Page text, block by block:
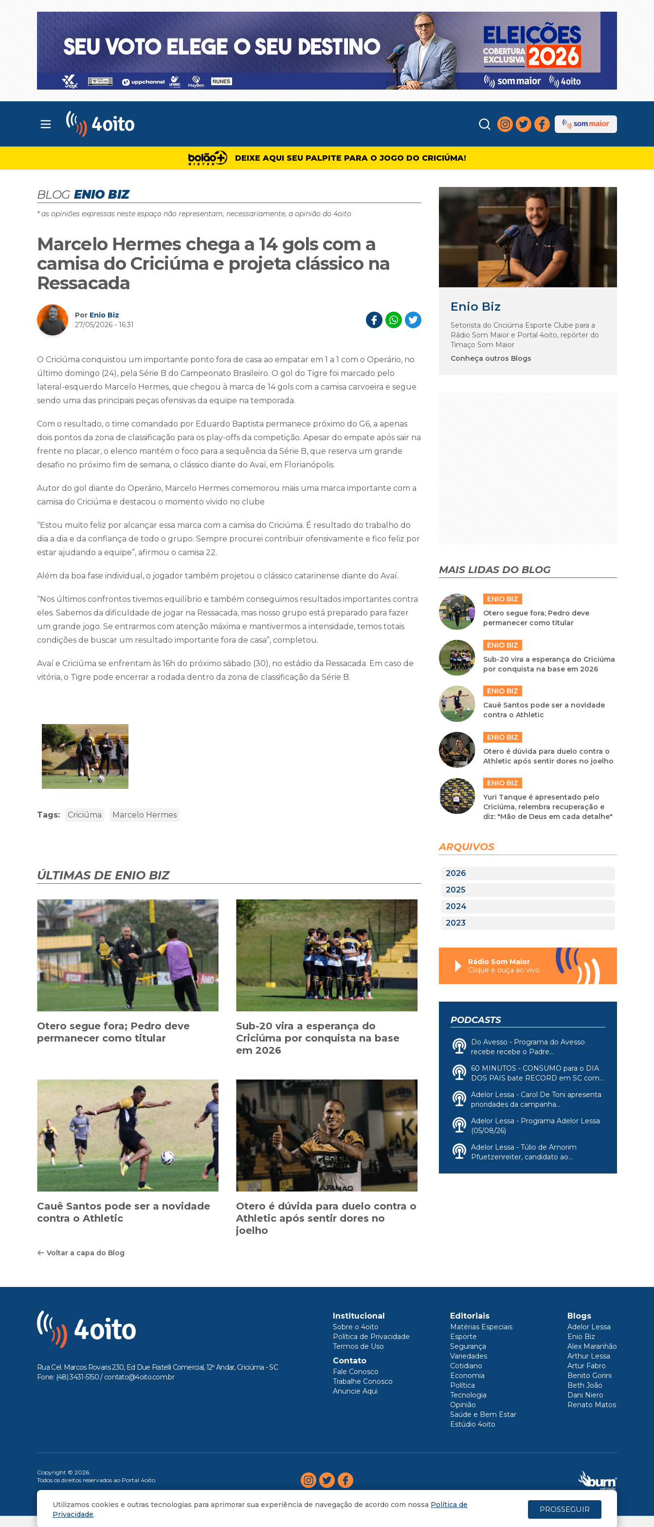
Abrir menu principal
DEIXE AQUI SEU PALPITE PARA O JOGO DO CRICIÚMA!
BLOG ENIO BIZ
* as opiniões expressas neste espaço não representam, necessariamente, a opinião do 4oito
Marcelo Hermes chega a 14 gols com a
camisa do Criciúma e projeta clássico na
Ressacada
Por Enio Biz
27/05/2026 - 16:31
O Criciúma conquistou um importante ponto fora de casa ao empatar em 1 a 1 com o Operário, no
último domingo (24), pela Série B do Campeonato Brasileiro. O gol do Tigre foi marcado pelo
lateral-esquerdo Marcelo Hermes, que chegou à marca de 14 gols com a camisa carvoeira e segue
sendo uma das principais peças ofensivas da equipe na temporada.
Com o resultado, o time comandado por Eduardo Baptista permanece próximo do G6, a apenas
dois pontos da zona de classificação para os play-offs da competição. Apesar do empate após sair na
frente no placar, o elenco mantém o foco para a sequência da Série B, que reserva um grande
desafio no próximo fim de semana, o clássico diante do Avaí, em Florianópolis.
Autor do gol diante do Operário, Marcelo Hermes comemorou mais uma marca importante com a
camisa do Criciúma e destacou o momento vivido no clube
“Estou muito feliz por alcançar essa marca com a camisa do Criciúma. É resultado do trabalho do
dia a dia e da confiança de todo o grupo. Sempre procurei contribuir ofensivamente e fico feliz por
estar ajudando a equipe”, afirmou o camisa 22.
Além da boa fase individual, o jogador também projetou o clássico catarinense diante do Avaí.
“Nos últimos confrontos tivemos equilíbrio e também conseguimos resultados importantes contra
eles. Sabemos da dificuldade de jogar na Ressacada, mas nosso grupo está preparado para fazer
um grande jogo. Se entrarmos com atenção máxima e mantivermos a intensidade, temos totais
condições de buscar um resultado importante fora de casa”, completou.
Avaí e Criciúma se enfrentam às 16h do próximo sábado (30), no estádio da Ressacada. Em caso de
vitória, o Tigre pode encerrar a rodada dentro da zona de classificação da Série B.
Tags: Criciúma Marcelo Hermes
ÚLTIMAS DE ENIO BIZ
Otero segue fora; Pedro deve
permanecer como titular
Sub-20 vira a esperança do
Criciúma por conquista na base
em 2026
Cauê Santos pode ser a novidade
contra o Athletic
Otero é dúvida para duelo contra o
Athletic após sentir dores no
joelho
Voltar a capa do Blog
Enio Biz
Setorista do Criciúma Esporte Clube para a
Rádio Som Maior e Portal 4oito, repórter do
Timaço Som Maior
Conheça outros Blogs
MAIS LIDAS DO BLOG
ENIO BIZ
Otero segue fora; Pedro deve
permanecer como titular
ENIO BIZ
Sub-20 vira a esperança do Criciúma
por conquista na base em 2026
ENIO BIZ
Cauê Santos pode ser a novidade
contra o Athletic
ENIO BIZ
Otero é dúvida para duelo contra o
Athletic após sentir dores no joelho
ENIO BIZ
Yuri Tanque é apresentado pelo
Criciúma, relembra recuperação e
diz: "Mão de Deus em cada detalhe"
ARQUIVOS
2026
2025
2024
2023
Rádio Som Maior
Clique e ouça ao vivo
PODCASTS
Do Avesso - Programa do Avesso
recebe recebe o Padre...
60 MINUTOS - CONSUMO para o DIA
DOS PAIS bate RECORD em SC com...
Adelor Lessa - Carol De Toni apresenta
prioridades da campanha...
Adelor Lessa - Programa Adelor Lessa
(05/08/26)
Adelor Lessa - Túlio de Amorim
Pfuetzenreiter, candidato ao...
Rua Cel. Marcos Rovaris 230, Ed Due Fratelli Comercial, 12º Andar, Criciúma - SC
Fone: (48) 3431-5150 / contato@4oito.com.br
Institucional
Sobre o 4oito
Política de Privacidade
Termos de Uso
Contato
Fale Conosco
Trabalhe Conosco
Anuncie Aqui
Editoriais
Matérias Especiais
Esporte
Segurança
Variedades
Cotidiano
Economia
Política
Tecnologia
Opinião
Saúde e Bem Estar
Estúdio 4oito
Blogs
Adelor Lessa
Enio Biz
Alex Maranhão
Arthur Lessa
Artur Fabro
Benito Gorini
Beth João
Dani Niero
Renato Matos
Copyright © 2026.
Todos os direitos reservados ao Portal 4oito
Utilizamos cookies e outras tecnologias para aprimorar sua experiência de navegação de acordo com nossa Política de
Privacidade.
PROSSEGUIR